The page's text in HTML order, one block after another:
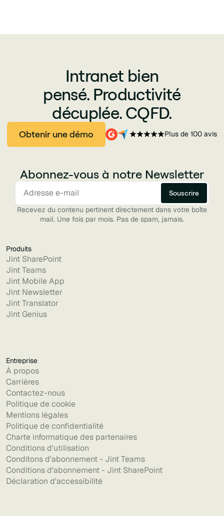
Intranet bien
pensé. Productivité
décuplée. CQFD.
Obtenir une démo Plus de 100 avis
Abonnez-vous à notre Newsletter
Recevez du contenu pertinent directement dans votre boîte
mail. Une fois par mois. Pas de spam, jamais.
Produits
Jint SharePoint
Jint Teams
Jint Mobile App
Jint Newsletter
Jint Translator
Jint Genius
Entreprise
À propos
Carrières
Contactez-nous
Politique de cookie
Mentions légales
Politique de confidentialité
Charte informatique des partenaires
Conditions d'utilisation
Conditons d'abonnement - Jint Teams
Conditions d'abonnement - Jint SharePoint
Déclaration d'accessibilité